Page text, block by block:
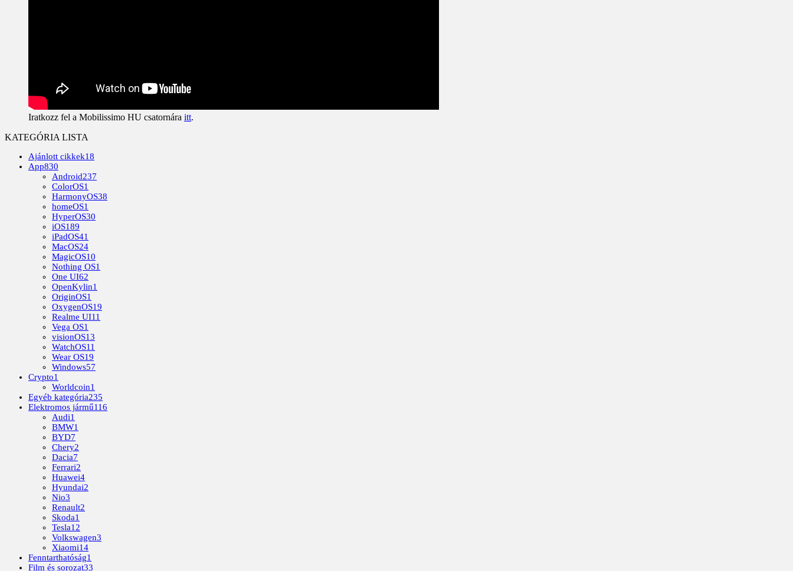
Iratkozz fel a Mobilissimo HU csatornára itt.
KATEGÓRIA LISTA
Ajánlott cikkek18
App830
Android237
ColorOS1
HarmonyOS38
homeOS1
HyperOS30
iOS189
iPadOS41
MacOS24
MagicOS10
Nothing OS1
One UI62
OpenKylin1
OriginOS1
OxygenOS19
Realme UI11
Vega OS1
visionOS13
WatchOS11
Wear OS19
Windows57
Crypto1
Worldcoin1
Egyéb kategória235
Elektromos jármű116
Audi1
BMW1
BYD7
Chery2
Dacia7
Ferrari2
Huawei4
Hyundai2
Nio3
Renault2
Skoda1
Tesla12
Volkswagen3
Xiaomi14
Fenntarthatóság1
Film és sorozat33